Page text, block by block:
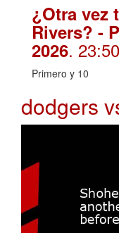
¿Otra vez
Rivers? -
2026. 23:50
Primero y 10
dodgers